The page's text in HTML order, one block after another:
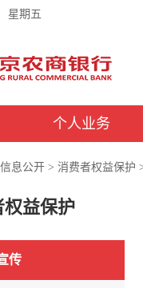
星期五
个人业务
信息公开 > 消费者权益保护
权益保护
传